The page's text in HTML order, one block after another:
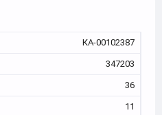
КА-00102387
347203
36
11